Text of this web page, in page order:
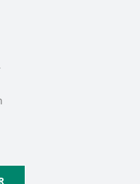
Sektore Soziala – Tercer
Política de Cookies